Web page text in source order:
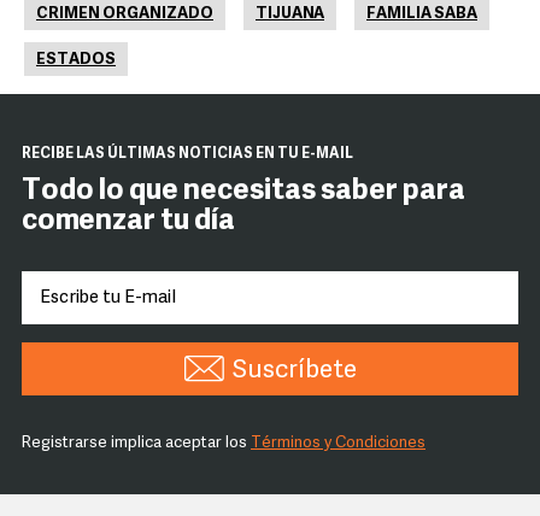
CRIMEN ORGANIZADO TIJUANA FAMILIA SABA
ESTADOS
RECIBE LAS ÚLTIMAS NOTICIAS EN TU E-MAIL
Todo lo que necesitas saber para
comenzar tu día
Suscríbete
Registrarse implica aceptar los Términos y Condiciones